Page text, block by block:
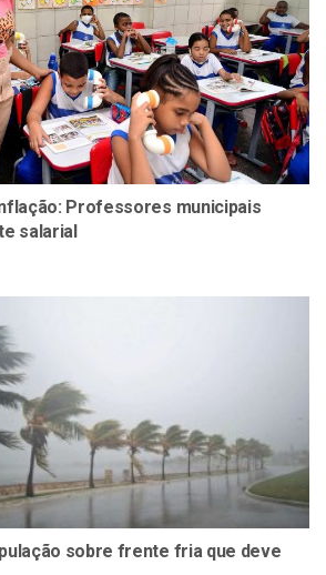
Professores municipais
salarial
sobre frente fria que deve